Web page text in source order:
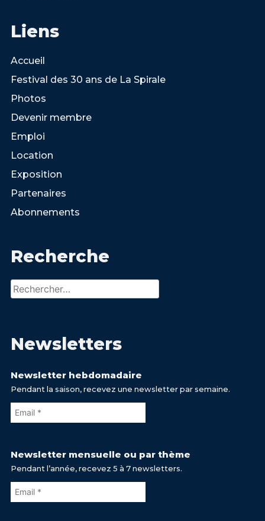
Liens
Accueil
Festival des 30 ans de La Spirale
Photos
Devenir membre
Emploi
Location
Exposition
Partenaires
Abonnements
Recherche
Rechercher :
Newsletters
Newsletter hebdomadaire
Pendant la saison, recevez une newsletter par semaine.
Newsletter mensuelle ou par thème
Pendant l’année, recevez 5 à 7 newsletters.